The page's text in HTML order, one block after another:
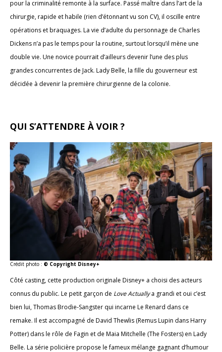
pour la criminalité remonte à la surface. Passé maître dans l’art de la
chirurgie, rapide et habile (rien d’étonnant vu son CV), il oscille entre
opérations et braquages. La vie d’adulte du personnage de Charles
Dickens n’a pas le temps pour la routine, surtout lorsqu’il mène une
double vie. Une novice pourrait d’ailleurs devenir l’une des plus
grandes concurrentes de Jack. Lady Belle, la fille du gouverneur est
décidée à devenir la première chirurgienne de la colonie.
QUI S’ATTENDRE À VOIR ?
Crédit photo : © Copyright Disney+
Côté casting, cette production originale Disney+ a choisi des acteurs
connus du public. Le petit garçon de Love Actuallya grandi et oui c’est
bien lui, Thomas Brodie-Sangster qui incarne Le Renard dans ce
remake. Il est accompagné de David Thewlis (Remus Lupin dans Harry
Potter) dans le rôle de Fagin et de Maia Mitchelle (The Fosters) en Lady
Belle. La série policière propose le fameux mélange gagnant d’humour